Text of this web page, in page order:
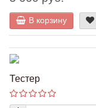
В корзину
Тестер